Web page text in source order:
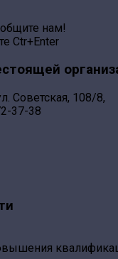
нам!
Ctr+Enter
Советская, 108/8,
37-38